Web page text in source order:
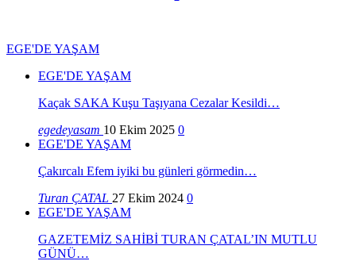
EGE'DE YAŞAM
EGE'DE YAŞAM
Kaçak SAKA Kuşu Taşıyana Cezalar Kesildi…
egedeyasam 10 Ekim 2025 0
EGE'DE YAŞAM
Çakırcalı Efem iyiki bu günleri görmedin…
Turan ÇATAL 27 Ekim 2024 0
EGE'DE YAŞAM
GAZETEMİZ SAHİBİ TURAN ÇATAL’IN MUTLU
GÜNÜ…